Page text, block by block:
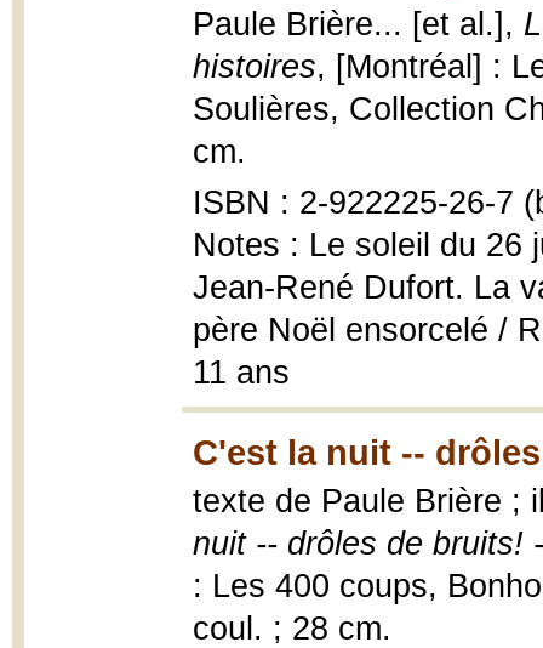
Paule Brière... [et al.],
histoires, [Montréal] :
Soulières, Collection
cm.
ISBN : 2-922225-26-7
Notes : Le soleil du 26
Jean-René Dufort. La
père Noël ensorcelé /
11 ans
C'est la nuit --
texte de Paule Brière ;
nuit -- drôles de bruits!
: Les 400 coups,
coul. ; 28 cm.